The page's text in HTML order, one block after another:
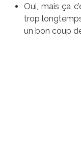
Oui, mais ça
trop
un bon coup